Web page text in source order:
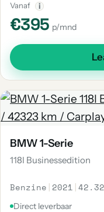
Vanaf i
€395 p/mnd
BMW 1-Serie
118I Businessedition
Benzine | 2021 |
Direct leverbaar